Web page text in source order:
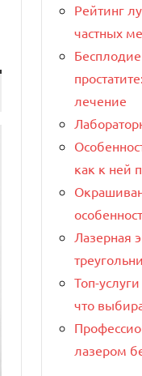
Рейтинг
частных
лечение
как к ней
Лазерная
Топ-
что
лазером